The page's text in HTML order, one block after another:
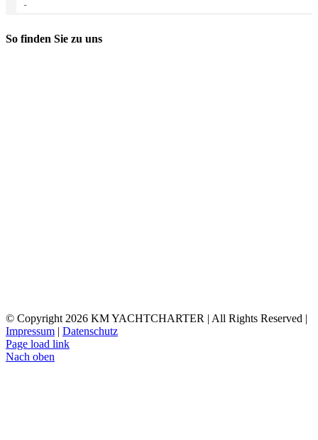
So finden Sie zu uns
© Copyright 2026 KM YACHTCHARTER | All Rights Reserved |
Impressum | Datenschutz
Page load link
Nach oben